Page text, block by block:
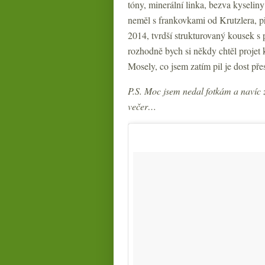
tóny, minerální linka, bezva
neměl s frankovkami od Krutzlera,
2014, tvrdší strukturovaný kousek
rozhodně bych si někdy chtěl
Mosely, co jsem zatím pil je dost
P.S. Moc jsem nedal fotkám a
večer…